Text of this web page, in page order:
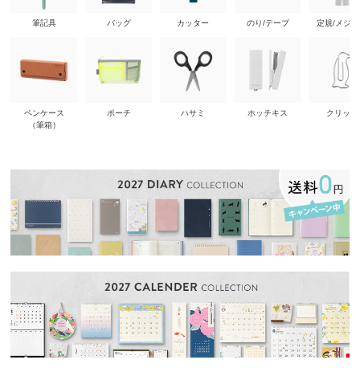
筆記具
ペンケース
（筆箱）
バッグ
ポーチ
カッター
ハサミ
のり/テープ
ホッチキス
定規/メジ
クリップ